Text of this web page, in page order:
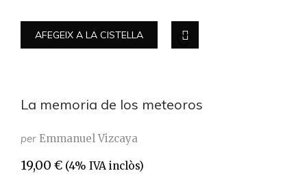
AFEGEIX A LA CISTELLA
La memoria de los meteoros
per Emmanuel Vizcaya
19,00 € (4% IVA inclòs)